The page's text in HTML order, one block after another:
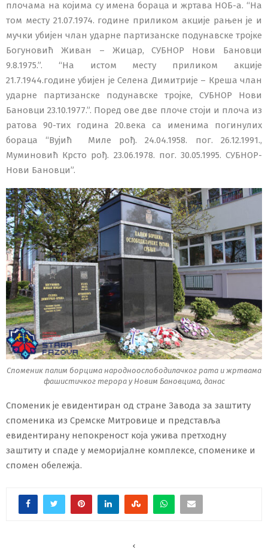
плочама на којима су имена бораца и жртава НОБ-а. “На
том месту 21.07.1974. године приликом акције рањен је и
мучки убијен члан ударне партизанске подунавске тројке
Богуновић Живан – Жицар, СУБНОР Нови Бановци
9.8.1975.”. “На истом месту приликом акције
21.7.1944.године убијен је Селена Димитрије – Креша члан
ударне партизанске подунавске тројке, СУБНОР Нови
Бановци 23.10.1977.”. Поред ове две плоче стоји и плоча из
ратова 90-тих година 20.века са именима погинулих
бораца “Вујић Миле рођ. 24.04.1958. пог. 26.12.1991.,
Муминовић Крсто рођ. 23.06.1978. пог. 30.05.1995. СУБНОР-
Нови Бановци”.
Споменик палим борцима народноослободилачког рата и жртвама
фашистичког терора у Новим Бановцима, данас
Споменик је евидентиран од стране Завода за заштиту
споменика из Сремске Митровице и представља
евидентирану непокреност која ужива претходну
заштиту и спаде у меморијалне комплексе, споменике и
спомен обележја.